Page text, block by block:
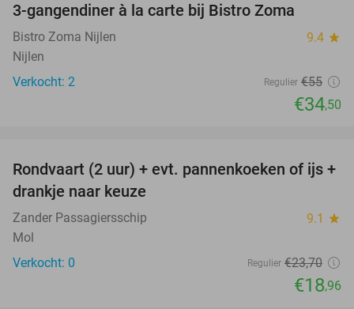
NEW
TODAY
3-gangendiner à la carte bij Bistro Zoma
Bistro Zoma Nijlen 9.4 star
Nijlen
Verkocht: 2
Regulier €55
€34,50
20%
TODAY
Rondvaart (2 uur) + evt. pannenkoeken of ijs +
drankje naar keuze
Zander Passagiersschip 9.1 star
Mol
Verkocht: 0
Regulier €23,70
€18,96